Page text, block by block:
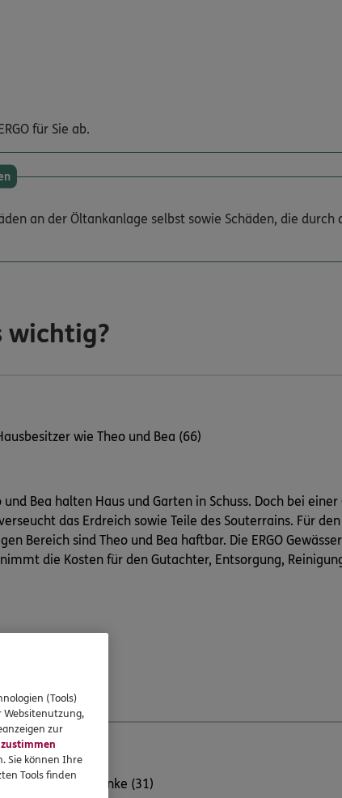
für Sie ab.
an der Öltankanlage selbst sowie Schäden, die durch
wichtig?
wie Theo und Bea (66)
und Bea halten Haus und Garten in Schuss. Doch bei
das Erdreich sowie Teile des Souterrains. Für
Bereich sind Theo und Bea haftbar. Die ERGO
die Kosten für den Gutachter, Entsorgung,
wie Anke (31)
(Tools)
Websitenutzung,
zur
Sie können Ihre
Tools finden